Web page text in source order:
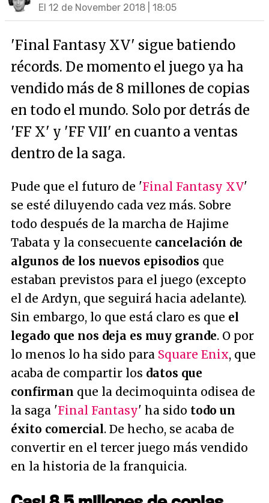
El 12 de November 2018 | 18:05
'Final Fantasy XV' sigue batiendo
récords. De momento el juego ya ha
vendido más de 8 millones de copias
en todo el mundo. Solo por detrás de
'FF X' y 'FF VII' en cuanto a ventas
dentro de la saga.
Pude que el futuro de 'Final Fantasy XV'
se esté diluyendo cada vez más. Sobre
todo después de la marcha de Hajime
Tabata y la consecuente cancelación de
algunos de los nuevos episodios que
estaban previstos para el juego (excepto
el de Ardyn, que seguirá hacia adelante).
Sin embargo, lo que está claro es que el
legado que nos deja es muy grande. O por
lo menos lo ha sido para Square Enix, que
acaba de compartir los datos que
confirman que la decimoquinta odisea de
la saga 'Final Fantasy' ha sido todo un
éxito comercial. De hecho, se acaba de
convertir en el tercer juego más vendido
en la historia de la franquicia.